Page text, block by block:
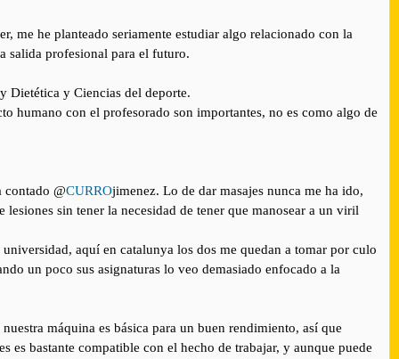
me he planteado seriamente estudiar algo relacionado con la
salida profesional para el futuro.
Dietética y Ciencias del deporte.
humano con el profesorado son importantes, no es como algo de
contado @CURROjimenez. Lo de dar masajes nunca me ha ido,
sin tener la necesidad de tener que manosear a un viril
aquí en catalunya los dos me quedan a tomar por culo
un poco sus asignaturas lo veo demasiado enfocado a la
máquina es básica para un buen rendimiento, así que
bastante compatible con el hecho de trabajar, y aunque puede